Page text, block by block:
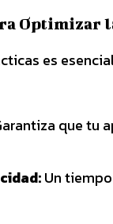
Optimizar
es
que tu
Un